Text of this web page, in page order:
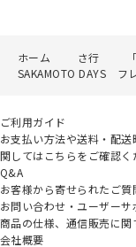
ホーム さ行
SAKAMOTO DAYS フ
ご利用ガイド
お支払い方法や送料・配
関してはこちらをご確認く
Q&A
お客様から寄せられたご質
お問い合わせ・ユーザーサ
商品の仕様、通信販売に関
会社概要